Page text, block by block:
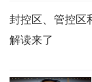
封控区、管控区
解读来了